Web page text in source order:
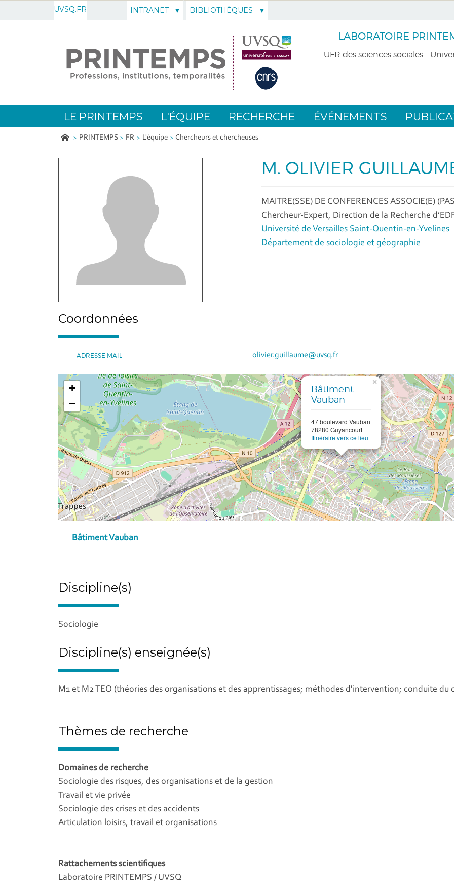
UVSQ.FR
LABORATOIRE
UFR des sciences sociales -
LE PRINTEMPS L'ÉQUIPE RECHERCHE ÉVÉNEMENTS
PRINTEMPS FR L'équipe Chercheurs et chercheuses
M. OLIVIER
MAITRE(SSE) DE CONFERENCES ASSOCIE(E)
Chercheur-Expert, Direction de la Recherche
Université de Versailles Saint-Quentin-en-Yvelines
Département de sociologie et géographie
Coordonnées
ADRESSE MAIL olivier.guillaume@uvsq.fr
Bâtiment
Vauban
47 boulevard Vauban
78280 Guyancourt
Itinéraire vers ce lieu
×
+
−
Bâtiment Vauban
Discipline(s)
Sociologie
Discipline(s) enseignée(s)
M1 et M2 TEO (théories des organisations et des apprentissages; méthodes d'intervention; conduite
Thèmes de recherche
Domaines de recherche
Sociologie des risques, des organisations et de la gestion
Travail et vie privée
Sociologie des crises et des accidents
Articulation loisirs, travail et organisations
Rattachements scientifiques
Laboratoire PRINTEMPS / UVSQ
INTRANET BIBLIOTHÈQUES